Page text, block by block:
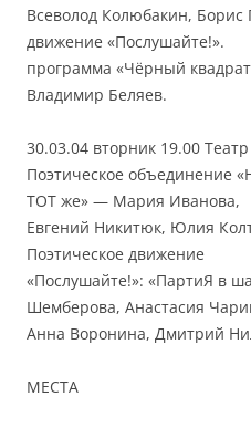
Всеволод Колюбакин, Борис
движение «Послушайте!».
программа «Чёрный
Владимир Беляев.
30.03.04 вторник 19.00
Поэтическое объединение
ТОТ же» — Мария Иванова,
Евгений Никитюк, Юлия
Поэтическое движение
«Послушайте!»: «ПартиЯ в
Шемберова, Анастасия
Анна Воронина, Дмитрий
МЕСТА